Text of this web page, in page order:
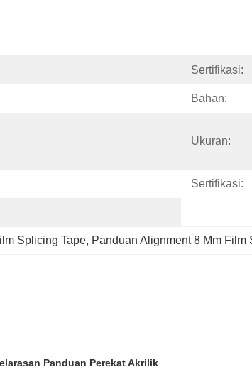
Sertifikasi:
Bahan:
Ukuran:
Sertifikasi:
Splicing Tape, Panduan Alignment 8 Mm Film
Panduan Perekat Akrilik